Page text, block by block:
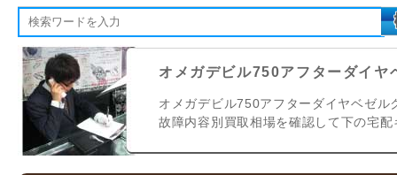
オメガデビル750アフターダイヤ
オメガデビル750アフターダイヤベゼル
故障内容別買取相場を確認して下の宅